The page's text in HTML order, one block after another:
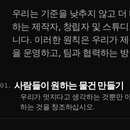
우리는 기준을 낮추지 않고
하는 제작자, 창립자 및 스튜
니다. 이러한 원칙은 우리가
을 운영하고, 팀과 협력하는
01. 사람들이 원하는 물건 만들기
우리가 멋지다고 생각하는 것뿐만
하는 것을 창조하십시오.